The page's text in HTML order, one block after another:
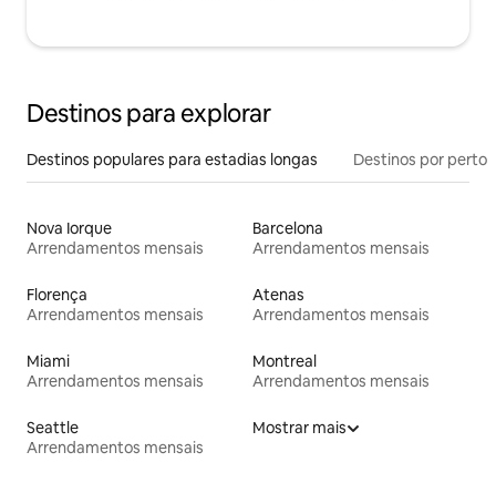
Destinos para explorar
Destinos populares para estadias longas Destinos por perto
Nova Iorque
Arrendamentos mensais
Barcelona
Arrendamentos mensais
Florença
Arrendamentos mensais
Atenas
Arrendamentos mensais
Miami
Arrendamentos mensais
Montreal
Arrendamentos mensais
Seattle
Arrendamentos mensais
Mostrar mais